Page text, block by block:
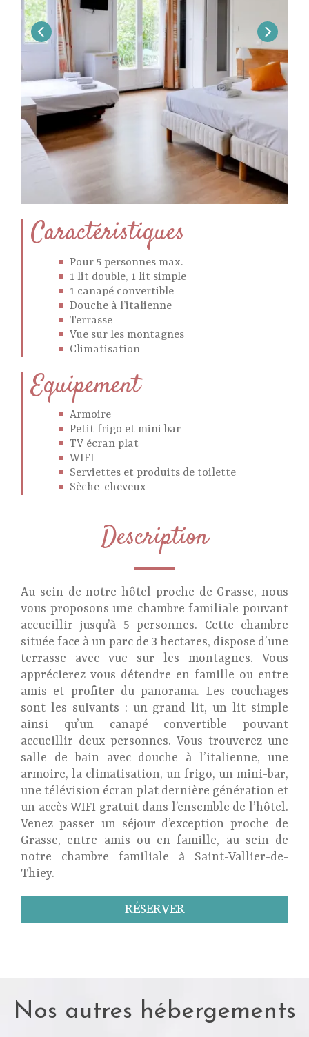
Caractéristiques
Pour 5 personnes max.
1 lit double, 1 lit simple
1 canapé convertible
Douche à l’italienne
Terrasse
Vue sur les montagnes
Climatisation
Equipement
Armoire
Petit frigo et mini bar
TV écran plat
WIFI
Serviettes et produits de toilette
Sèche-cheveux
Description
Au sein de notre hôtel proche de Grasse, nous
vous proposons une chambre familiale pouvant
accueillir jusqu’à 5 personnes. Cette chambre
située face à un parc de 3 hectares, dispose d’une
terrasse avec vue sur les montagnes. Vous
apprécierez vous détendre en famille ou entre
amis et profiter du panorama. Les couchages
sont les suivants : un grand lit, un lit simple
ainsi qu’un canapé convertible pouvant
accueillir deux personnes. Vous trouverez une
salle de bain avec douche à l’italienne, une
armoire, la climatisation, un frigo, un mini-bar,
une télévision écran plat dernière génération et
un accès WIFI gratuit dans l’ensemble de l’hôtel.
Venez passer un séjour d’exception proche de
Grasse, entre amis ou en famille, au sein de
notre chambre familiale à Saint-Vallier-de-
Thiey.
RÉSERVER
Nos autres hébergements